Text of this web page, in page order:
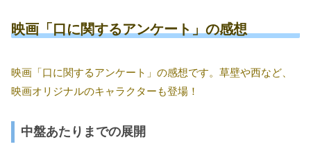
映画「口に関するアンケート」の感想
映画「口に関するアンケート」の感想です。草壁や西など、
映画オリジナルのキャラクターも登場！
中盤あたりまでの展開